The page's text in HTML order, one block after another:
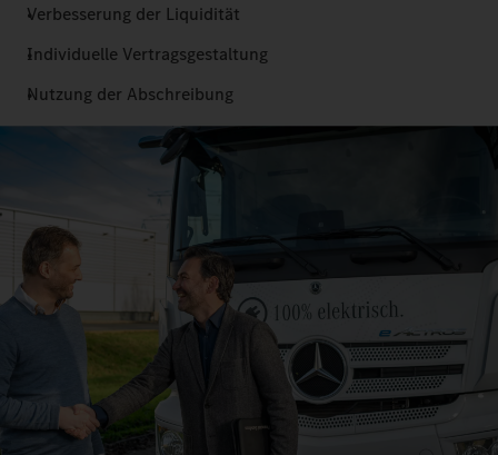
Verbesserung der Liquidität
Individuelle Vertragsgestaltung
Nutzung der Abschreibung